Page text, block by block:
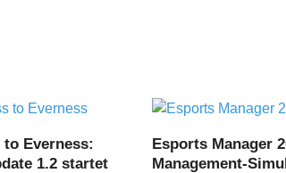
to Everness:
1.2 startet
Esports Manager
Management-